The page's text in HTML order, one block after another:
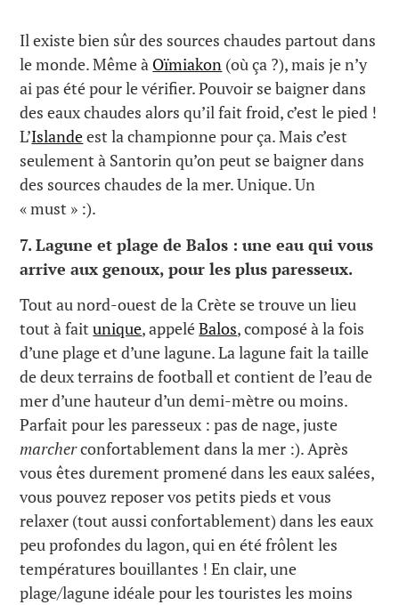
Il existe bien sûr des sources chaudes partout dans
le monde. Même à Oïmiakon (où ça ?), mais je n’y
ai pas été pour le vérifier. Pouvoir se baigner dans
des eaux chaudes alors qu’il fait froid, c’est le pied !
L’Islandeest la championne pour ça. Mais c’est
seulement à Santorin qu’on peut se baigner dans
des sources chaudes de la mer. Unique. Un
« must » :).
7.Lagune et plage de Balos : une eau qui vous
arrive aux genoux, pour les plus paresseux.
Tout au nord-ouest de la Crète se trouve un lieu
tout à faitunique, appeléBalos, composé à la fois
d’une plage et d’une lagune. La lagune fait la taille
de deux terrains de football et contient de l’eau de
mer d’une hauteur d’un demi-mètre ou moins.
Parfait pour les paresseux : pas de nage, juste
marcherconfortablement dans la mer :). Après
vous êtes durement promené dans les eaux salées,
vous pouvez reposer vos petits pieds et vous
relaxer (tout aussi confortablement) dans les eaux
peu profondes du lagon, qui en été frôlent les
températures bouillantes ! En clair, une
plage/lagune idéale pour les touristes les moins